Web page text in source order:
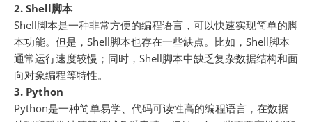
2. Shell脚本
Shell脚本是一种非常方便的编程语言，可以快速实现简单的脚
本功能。但是，Shell脚本也存在一些缺点。比如，Shell脚本
通常运行速度较慢；同时，Shell脚本中缺乏复杂数据结构和面
向对象编程等特性。
3. Python
Python是一种简单易学、代码可读性高的编程语言，在数据